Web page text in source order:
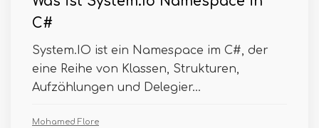
C#
System.IO ist ein Namespace im C#, der
eine Reihe von Klassen, Strukturen,
Aufzählungen und Delegier...
Mohamed Flore